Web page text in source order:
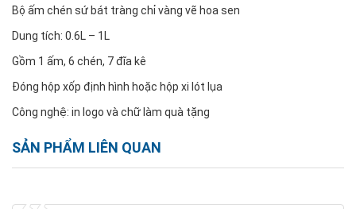
Bộ ấm chén sứ bát tràng chỉ vàng vẽ hoa sen
Dung tích: 0.6L – 1L
Gồm 1 ấm, 6 chén, 7 đĩa kê
Đóng hộp xốp định hình hoặc hộp xi lót lụa
Công nghệ: in logo và chữ làm quà tặng
SẢN PHẨM LIÊN QUAN